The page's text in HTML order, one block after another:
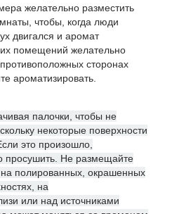
желательно разместить
чтобы, когда люди
двигался и аромат
помещений желательно
сторонах
ароматизировать.
палочки, чтобы не
некоторые поверхности
это произошло,
просушить. Не размещайте
полированных, окрашенных
на
или над источниками